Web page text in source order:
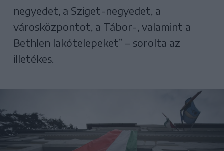
negyedet, a Sziget-negyedet, a
városközpontot, a Tábor-, valamint a
Bethlen lakótelepeket” – sorolta az
illetékes.